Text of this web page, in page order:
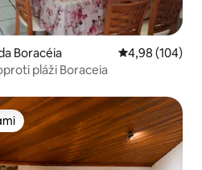
Boracéia Priemerné
4,98 (104)
pláži Boraceia